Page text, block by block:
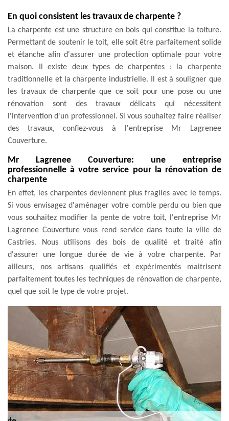
En quoi consistent les travaux de charpente ?
La charpente est une structure en bois qui constitue la toiture.
Permettant de soutenir le toit, elle soit être parfaitement solide
et étanche afin d'assurer une protection optimale pour votre
maison. Il existe deux types de charpentes : la charpente
traditionnelle et la charpente industrielle. Il est à souligner que
les travaux de charpente que ce soit pour une pose ou une
rénovation sont des travaux délicats qui nécessitent
l'intervention d'un professionnel. Si vous souhaitez faire réaliser
des travaux, confiez-vous à l'entreprise Mr Lagrenee
Couverture.
Mr Lagrenee Couverture: une entreprise
professionnelle à votre service pour la rénovation de
charpente
En effet, les charpentes deviennent plus fragiles avec le temps.
Si vous envisagez d'aménager votre comble perdu ou bien que
vous souhaitez modifier la pente de votre toit, l'entreprise Mr
Lagrenee Couverture vous rend service dans toute la ville de
Castries. Nous utilisons des bois de qualité et traité afin
d'assurer une longue durée de vie à votre charpente. Par
ailleurs, nos artisans qualifiés et expérimentés maitrisent
parfaitement toutes les techniques de rénovation de charpente,
quel que soit le type de votre projet.